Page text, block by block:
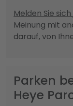
Melden Sie
Meinung mit
darauf, von
Parken
Heye